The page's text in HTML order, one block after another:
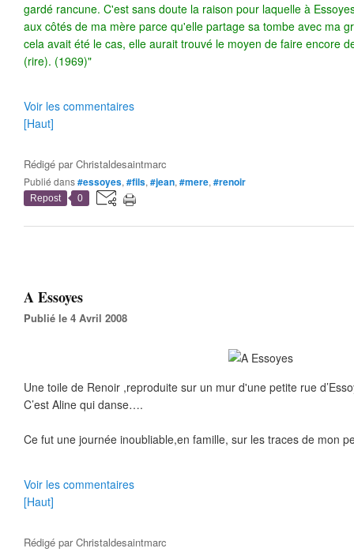
gardé rancune. C'est sans doute la raison pour laquelle à
aux côtés de ma mère parce qu'elle partage sa tombe avec ma
cela avait été le cas, elle aurait trouvé le moyen de faire encore
(rire). (1969)"
Voir les commentaires
[Haut]
Rédigé parChristaldesaintmarc
Publié dans#essoyes, #fils, #jean, #mere, #renoir
Repost 0
A Essoyes
Publié le 4 Avril 2008
Une toile de Renoir ,reproduite sur un mur d'une petite rue
C’est Aline qui danse….
Ce fut une journée inoubliable,en famille, sur les traces de mon
Voir les commentaires
[Haut]
Rédigé parChristaldesaintmarc